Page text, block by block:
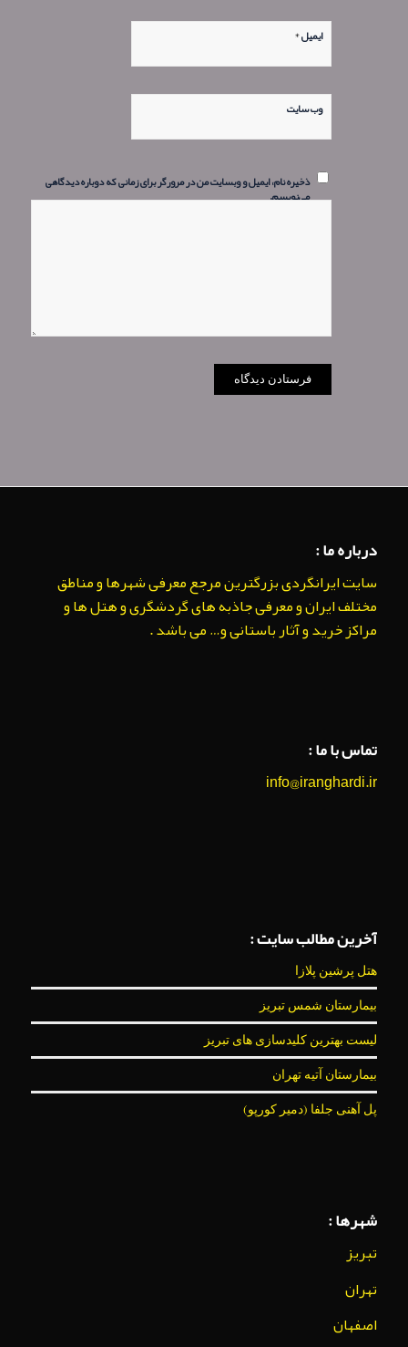
ایمیل*
وب‌ سایت
ذخیره نام، ایمیل و وبسایت من در مرورگر برای زمانی که دوباره دیدگاهی
می‌نویسم.
درباره ما :
سایت ایرانگردی بزرگترین مرجع معرفی شهرها و مناطق
مختلف ایران و معرفی جاذبه های گردشگری و هتل ها و
مراکز خرید و آثار باستانی و… می باشد .
تماس با ما :
info@iranghardi.ir
آخرین مطالب سایت :
هتل پرشین پلازا
بیمارستان شمس تبریز
لیست بهترین کلیدسازی های تبریز
بیمارستان آتیه تهران
پل آهنی جلفا (دمیر کورپو)
شهرها :
تبریز
تهران
اصفهان